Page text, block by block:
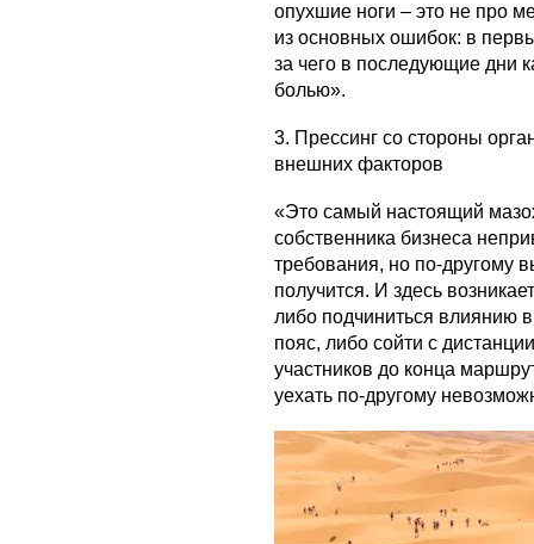
опухшие ноги – это не про
из основных ошибок: в
за чего в последующие дни
болью».
3. Прессинг со стороны
внешних факторов
«Это самый настоящий
собственника бизнеса
требования, но по-другому
получится. И здесь
либо подчиниться влиянию
пояс, либо сойти с
участников до конца
уехать по-другому